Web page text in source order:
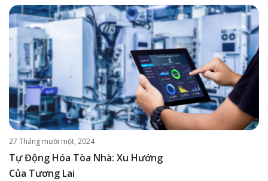
27 Tháng mười một, 2024
Tự Động Hóa Tòa Nhà: Xu Hướng
Của Tương Lai